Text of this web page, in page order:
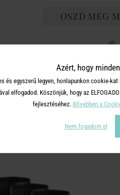
OSZD MEG
Azért, hogy
és egyszerű legyen, honlapunkon cookie-
elfogadod. Köszönjük, hogy az
fejlesztéséhez. Bővebben a
Nem fogadom el